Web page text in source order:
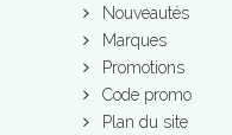
Nouveautés
Marques
Promotions
Code promo
Plan du site